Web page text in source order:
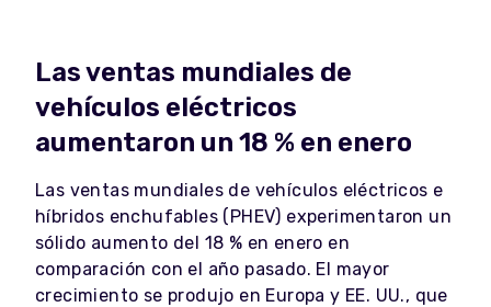
Las ventas mundiales de
vehículos eléctricos
aumentaron un 18 % en enero
Las ventas mundiales de vehículos eléctricos e
híbridos enchufables (PHEV) experimentaron un
sólido aumento del 18 % en enero en
comparación con el año pasado. El mayor
crecimiento se produjo en Europa y EE. UU., que